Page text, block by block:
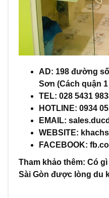
AD: 198 đường
Sơn (Cách quận
TEL: 028 5431
HOTLINE: 0934
EMAIL:
WEBSITE:
FACEBOOK:
Tham khảo thêm: Có
Sài Gòn được lòng du